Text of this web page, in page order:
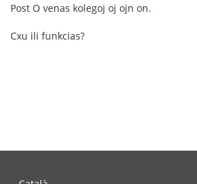
Post O venas kolegoj oj ojn on.
Cxu ili funkcias?